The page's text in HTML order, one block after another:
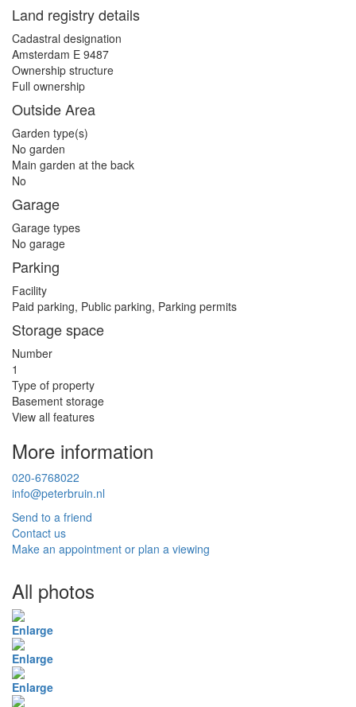
Land registry details
Cadastral designation
Amsterdam E 9487
Ownership structure
Full ownership
Outside Area
Garden type(s)
No garden
Main garden at the back
No
Garage
Garage types
No garage
Parking
Facility
Paid parking, Public parking, Parking permits
Storage space
Number
1
Type of property
Basement storage
View all features
More information
020-6768022
info@peterbruin.nl
Send to a friend
Contact us
Make an appointment or plan a viewing
All photos
Enlarge
Enlarge
Enlarge